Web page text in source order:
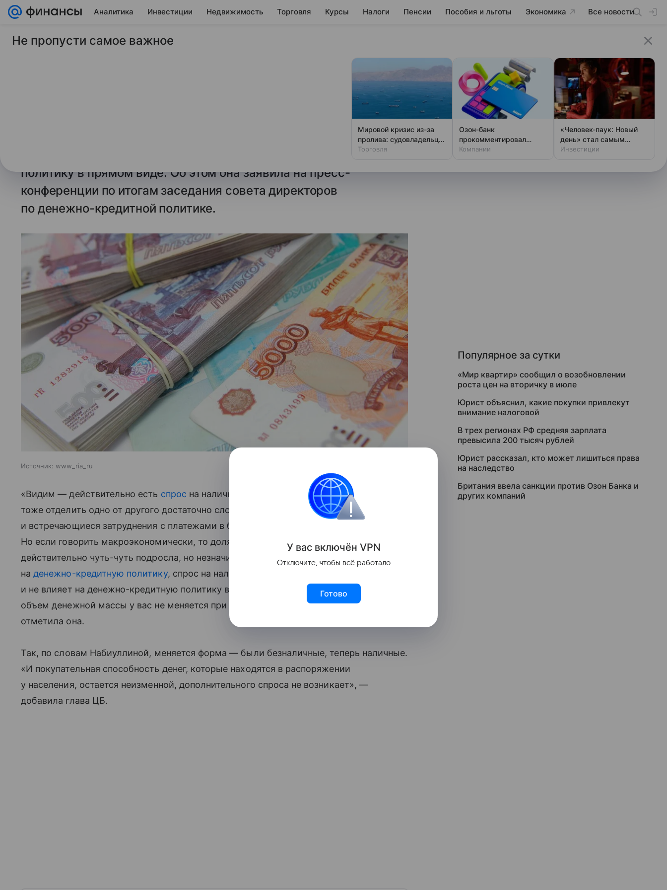
Аналитика Инвестиции Недвижимость Торговля Курсы Налоги Пенсии Пособия и льготы Экономика Все новости
19 июня 2026 ТАСС
Набиуллина отметила рост спроса на
Набиуллина отметила увеличение спроса на наличные деньги,
но этот спрос не влияет на инфляцию и на денежно-кредитную
политику в прямом виде. Об этом она заявила на пресс-
конференции по итогам заседания совета директоров
по денежно-кредитной политике.
Источник: www_ria_ru
«Видим — действительно есть спрос на наличные, он вырос. Причины этого —
тоже отделить одно от другого достаточно сложно — и налоговая адаптация,
и встречающиеся затруднения с платежами в безналичной форме, и так далее.
Но если говорить макроэкономически, то доля наличных в денежной массе
действительно чуть-чуть подросла, но незначительно. С точки зрения влияния
наденежно-кредитную политику, спрос на наличные
и не влияет на денежно-кредитную политику в прямом виде. Потому что общий
объем денежной массы у вас не меняется при снятии со счета наличных денег», —
отметила она.
Так, по словам Набиуллиной, меняется форма — были безналичные, теперь наличные.
«И покупательная способность денег, которые находятся в распоряжении
у населения, остается неизменной, дополнительного спроса не возникает», —
добавила глава ЦБ.
Популярное за сутки
«Мир квартир» сообщил о возобновлении
роста цен на вторичку в июле
Юрист объяснил, какие покупки привлекут
внимание налоговой
В трех регионах РФ средняя зарплата
превысила 200 тысяч рублей
Юрист рассказал, кто может лишиться права
на наследство
Британия ввела санкции против Озон Банка и
других компаний
Не пропусти самое важное
Мировой кризис из-за
пролива: судовладельцы
бьют тревогу
Торговля
Озон-банк
прокомментировал
попадание под санкции
Компании
«Человек-паук: Новый
день» стал самым
кассовым фильмом года
Инвестиции
У вас включён VPN
Отключите, чтобы всё работало
Готово